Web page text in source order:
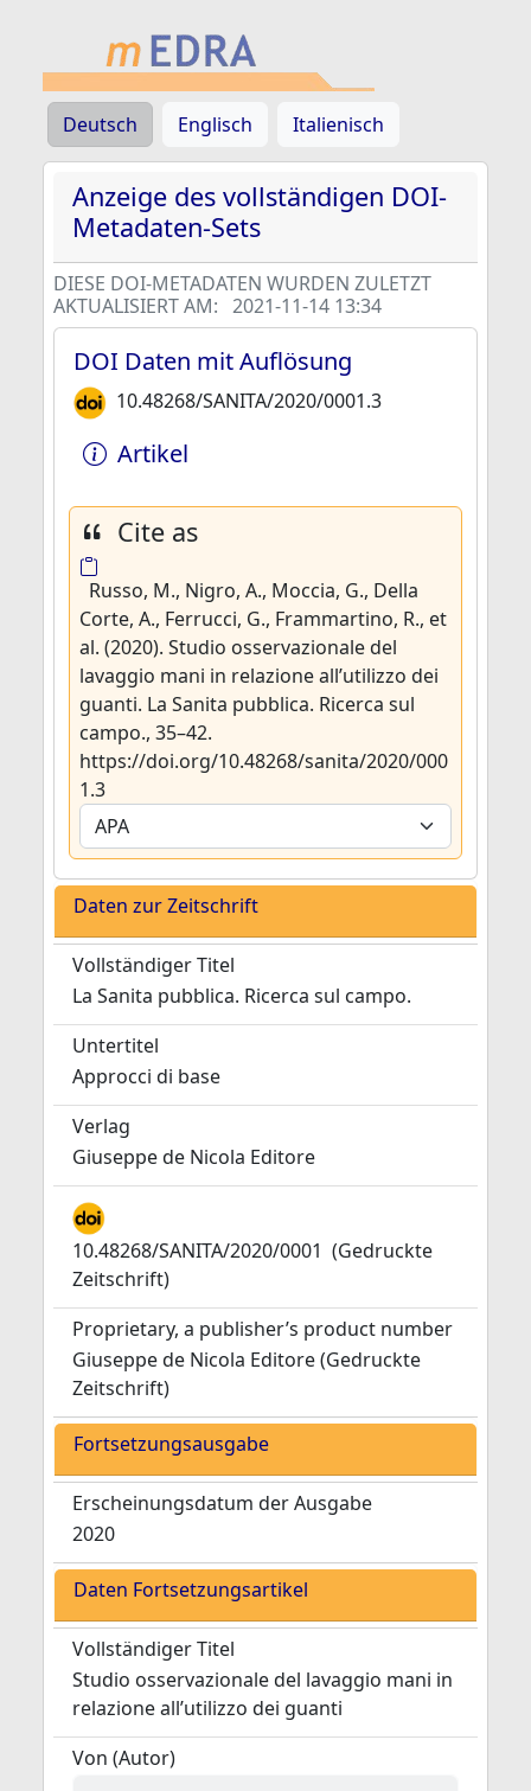
Deutsch Englisch Italienisch
Anzeige des vollständigen DOI-
Metadaten-Sets
DIESE DOI-METADATEN WURDEN ZULETZT
AKTUALISIERT AM: 2021-11-14 13:34
DOI Daten mit Auflösung
10.48268/SANITA/2020/0001.3
Artikel
Cite as
Russo, M., Nigro, A., Moccia, G., Della
Corte, A., Ferrucci, G., Frammartino, R., et
al. (2020). Studio osservazionale del
lavaggio mani in relazione all’utilizzo dei
guanti. La Sanita pubblica. Ricerca sul
campo., 35–42.
https://doi.org/10.48268/sanita/2020/000
1.3
Daten zur Zeitschrift
Vollständiger Titel
La Sanita pubblica. Ricerca sul campo.
Untertitel
Approcci di base
Verlag
Giuseppe de Nicola Editore
10.48268/SANITA/2020/0001 (Gedruckte
Zeitschrift)
Proprietary, a publisher’s product number
Giuseppe de Nicola Editore (Gedruckte
Zeitschrift)
Fortsetzungsausgabe
Erscheinungsdatum der Ausgabe
2020
Daten Fortsetzungsartikel
Vollständiger Titel
Studio osservazionale del lavaggio mani in
relazione all’utilizzo dei guanti
Von (Autor)